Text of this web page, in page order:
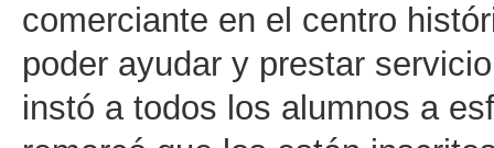
comerciante en el centro
poder ayudar y prestar
instó a todos los alumnos a